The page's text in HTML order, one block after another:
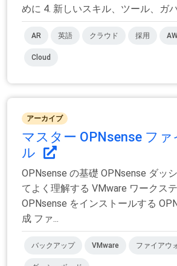
めに 4. 新しいスキル、ツール、ガ
AR 英語 クラウド 採用
Cloud
アーカイブ
マスター OPNsense フ
ル
OPNsense の基礎 OPNsense ダッ
てよく理解する VMware ワークス
OPNsense をインストールする
成 ファ...
バックアップ VMware ファイアウ